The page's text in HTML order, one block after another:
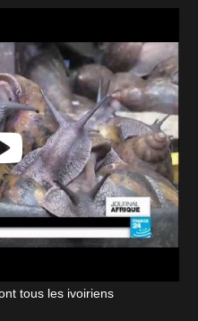
tous les ivoiriens